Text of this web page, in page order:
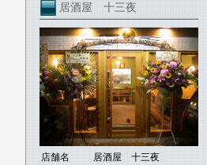
居酒屋 十三夜
店舗名 居酒屋 十三夜